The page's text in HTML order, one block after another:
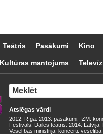
Teātris Pasākumi Kino
Kultūras mantojums
Atslēgas vārdi
2012 Rīga 2013 pasākumi IZM
Festivāls
Dailes teātris 2014 Latvija
Veselības ministrija koncerti veselība